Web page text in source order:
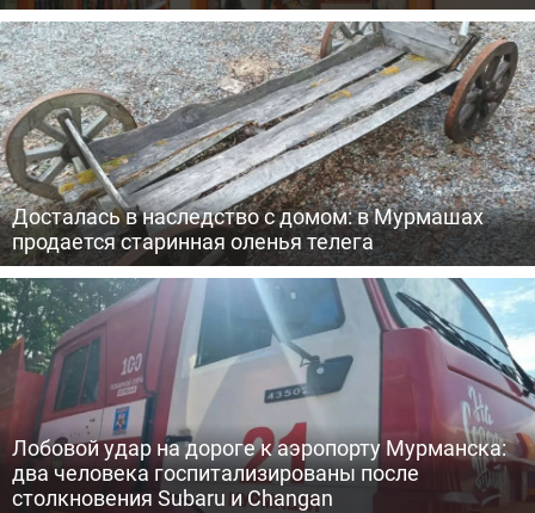
Досталась в наследство с домом: в Мурмашах
продается старинная оленья телега
Лобовой удар на дороге к аэропорту Мурманска:
два человека госпитализированы после
столкновения Subaru и Changan